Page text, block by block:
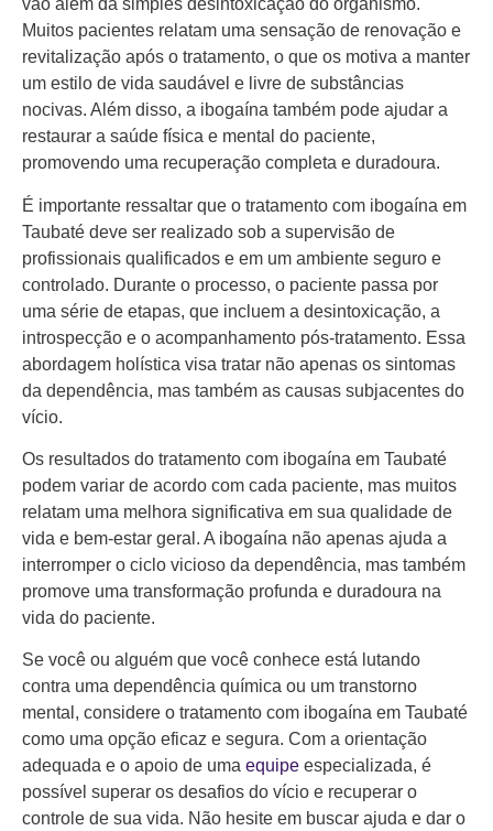
vão além da simples desintoxicação do organismo.
Muitos pacientes relatam uma sensação de renovação e
revitalização após o tratamento, o que os motiva a manter
um estilo de vida saudável e livre de substâncias
nocivas. Além disso, a ibogaína também pode ajudar a
restaurar a saúde física e mental do paciente,
promovendo uma recuperação completa e duradoura.
É importante ressaltar que o tratamento com ibogaína em
Taubaté deve ser realizado sob a supervisão de
profissionais qualificados e em um ambiente seguro e
controlado. Durante o processo, o paciente passa por
uma série de etapas, que incluem a desintoxicação, a
introspecção e o acompanhamento pós-tratamento. Essa
abordagem holística visa tratar não apenas os sintomas
da dependência, mas também as causas subjacentes do
vício.
Os resultados do tratamento com ibogaína em Taubaté
podem variar de acordo com cada paciente, mas muitos
relatam uma melhora significativa em sua qualidade de
vida e bem-estar geral. A ibogaína não apenas ajuda a
interromper o ciclo vicioso da dependência, mas também
promove uma transformação profunda e duradoura na
vida do paciente.
Se você ou alguém que você conhece está lutando
contra uma dependência química ou um transtorno
mental, considere o tratamento com ibogaína em Taubaté
como uma opção eficaz e segura. Com a orientação
adequada e o apoio de uma equipe especializada, é
possível superar os desafios do vício e recuperar o
controle de sua vida. Não hesite em buscar ajuda e dar o